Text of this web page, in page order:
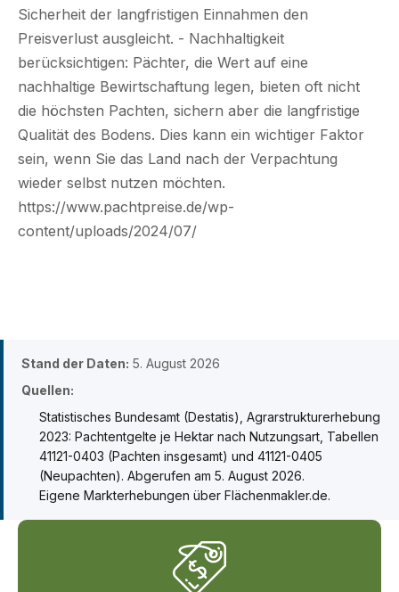
Sicherheit der langfristigen Einnahmen den
Preisverlust ausgleicht. - Nachhaltigkeit
berücksichtigen: Pächter, die Wert auf eine
nachhaltige Bewirtschaftung legen, bieten oft nicht
die höchsten Pachten, sichern aber die langfristige
Qualität des Bodens. Dies kann ein wichtiger Faktor
sein, wenn Sie das Land nach der Verpachtung
wieder selbst nutzen möchten.
https://www.pachtpreise.de/wp-
content/uploads/2024/07/
Stand der Daten: 5. August 2026
Quellen:
Statistisches Bundesamt (Destatis), Agrarstrukturerhebung
2023: Pachtentgelte je Hektar nach Nutzungsart, Tabellen
41121-0403 (Pachten insgesamt) und 41121-0405
(Neupachten). Abgerufen am 5. August 2026.
Eigene Markterhebungen über Flächenmakler.de.